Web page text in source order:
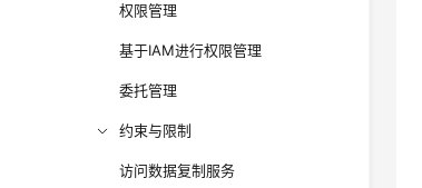
权限管理
基于IAM进行权限管理
委托管理
约束与限制
访问数据复制服务